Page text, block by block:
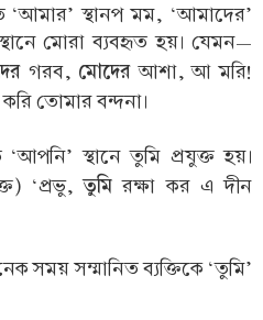
‘আমার’ স্থানপ মম, ‘আমাদের’
মোরা ব্যবহৃত হয়। যেমন—
গরব, মোদের আশা, আ মরি!
তোমার বন্দনা।
স্থানে তুমি প্রযুক্ত হয়।
‘প্রভু,তুমি রক্ষা কর এ দীন
সময় সম্মানিত ব্যক্তিকে ‘তুমি’